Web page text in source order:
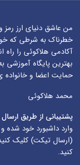
من عاشق دنیای ارز
خطرناک به شرطی که
آکادمی هلاکوئی را راه
بهترین پایگاه آموزشی
حمایت اعضا و خانواده
محمد هلاکوئی
پشتیبانی از طریق
وارد داشبورد خود شده
(ارسال تیکت) کلیک
کنید.